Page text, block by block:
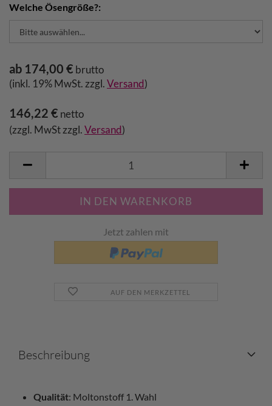
Welche Ösengröße?:
ab 174,00 € brutto
(inkl. 19% MwSt. zzgl. Versand )
146,22 € netto
(zzgl. MwSt zzgl. Versand)
Jetzt zahlen mit
AUF DEN MERKZETTEL
Beschreibung
Qualität: Moltonstoff 1. Wahl